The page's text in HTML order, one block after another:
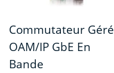
Commutateur Géré
OAM/IP GbE En
Bande